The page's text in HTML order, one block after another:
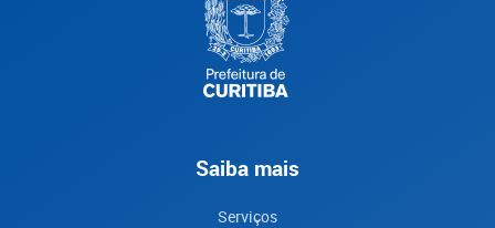
Saiba mais
Serviços